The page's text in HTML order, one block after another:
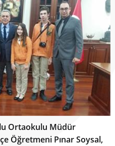
Ortaokulu Müdür
Öğretmeni Pınar Soysal,